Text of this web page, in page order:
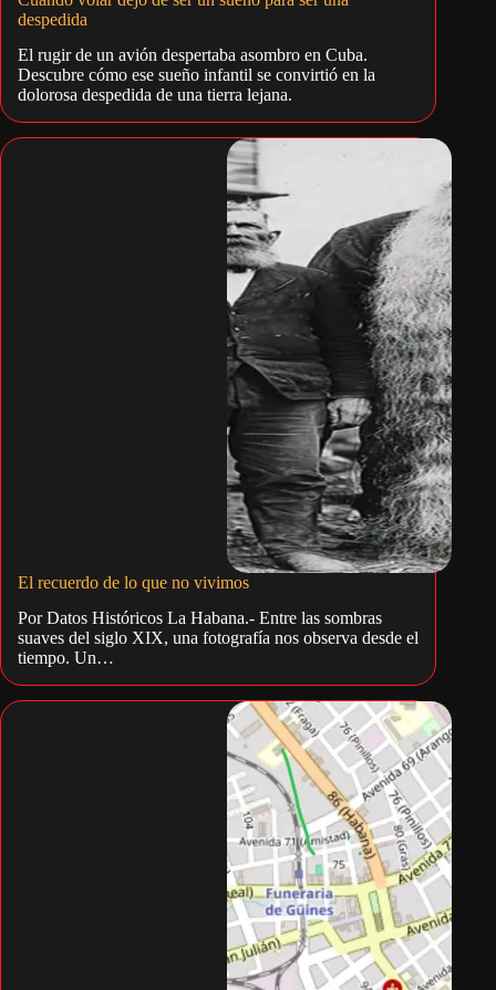
despedida
El rugir de un avión despertaba asombro en Cuba.
Descubre cómo ese sueño infantil se convirtió en la
dolorosa despedida de una tierra lejana.
El recuerdo de lo que no vivimos
Por Datos Históricos La Habana.- Entre las sombras
suaves del siglo XIX, una fotografía nos observa desde el
tiempo. Un…